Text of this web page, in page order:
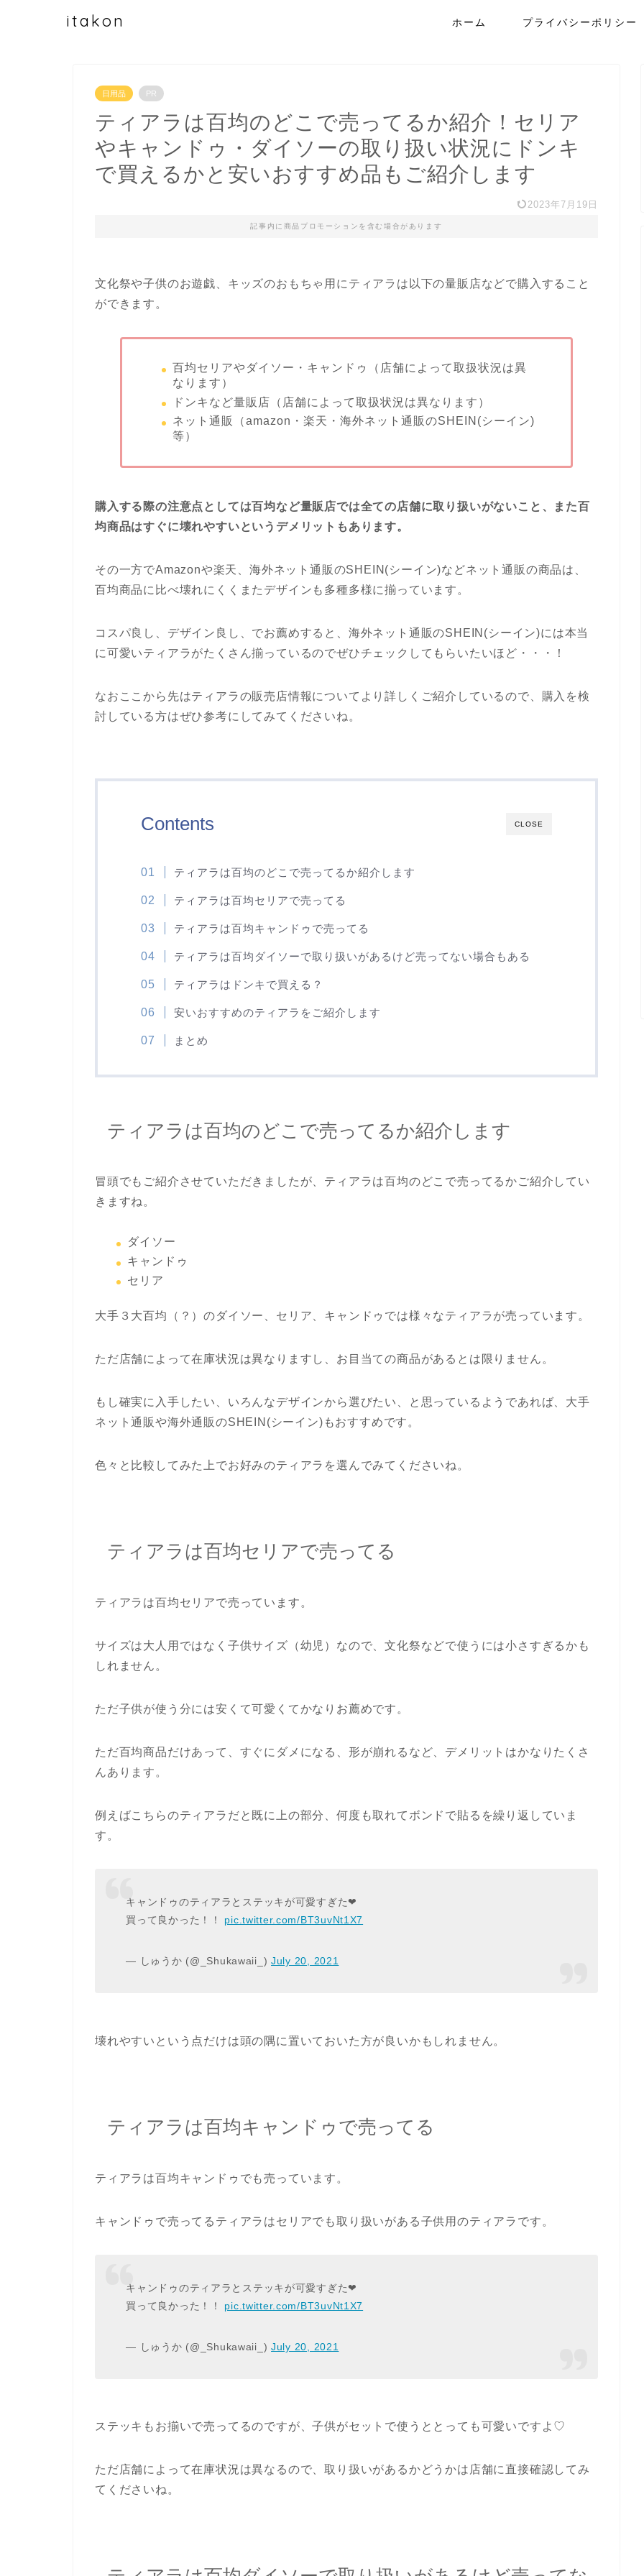
itakon ホーム プライバシーポリシー
日用品 PR
ティアラは百均のどこで売ってるか紹介！セリア
やキャンドゥ・ダイソーの取り扱い状況にドンキ
で買えるかと安いおすすめ品もご紹介します
2023年7月19日
記事内に商品プロモーションを含む場合があります
文化祭や子供のお遊戯、キッズのおもちゃ用にティアラは以下の量販店などで購入すること
ができます。
百均セリアやダイソー・キャンドゥ（店舗によって取扱状況は異
なります）
ドンキなど量販店（店舗によって取扱状況は異なります）
ネット通販（amazon・楽天・海外ネット通販のSHEIN(シーイン)
等）
購入する際の注意点としては百均など量販店では全ての店舗に取り扱いがないこと、また百
均商品はすぐに壊れやすいというデメリットもあります。
その一方でAmazonや楽天、海外ネット通販のSHEIN(シーイン)などネット通販の商品は、
百均商品に比べ壊れにくくまたデザインも多種多様に揃っています。
コスパ良し、デザイン良し、でお薦めすると、海外ネット通販のSHEIN(シーイン)には本当
に可愛いティアラがたくさん揃っているのでぜひチェックしてもらいたいほど・・・！
なおここから先はティアラの販売店情報についてより詳しくご紹介しているので、購入を検
討している方はぜひ参考にしてみてくださいね。
CLOSE
Contents
ティアラは百均のどこで売ってるか紹介します
ティアラは百均セリアで売ってる
ティアラは百均キャンドゥで売ってる
ティアラは百均ダイソーで取り扱いがあるけど売ってない場合もある
ティアラはドンキで買える？
安いおすすめのティアラをご紹介します
まとめ
ティアラは百均のどこで売ってるか紹介します
冒頭でもご紹介させていただきましたが、ティアラは百均のどこで売ってるかご紹介してい
きますね。
ダイソー
キャンドゥ
セリア
大手３大百均（？）のダイソー、セリア、キャンドゥでは様々なティアラが売っています。
ただ店舗によって在庫状況は異なりますし、お目当ての商品があるとは限りません。
もし確実に入手したい、いろんなデザインから選びたい、と思っているようであれば、大手
ネット通販や海外通販のSHEIN(シーイン)もおすすめです。
色々と比較してみた上でお好みのティアラを選んでみてくださいね。
ティアラは百均セリアで売ってる
ティアラは百均セリアで売っています。
サイズは大人用ではなく子供サイズ（幼児）なので、文化祭などで使うには小さすぎるかも
しれません。
ただ子供が使う分には安くて可愛くてかなりお薦めです。
ただ百均商品だけあって、すぐにダメになる、形が崩れるなど、デメリットはかなりたくさ
んあります。
例えばこちらのティアラだと既に上の部分、何度も取れてボンドで貼るを繰り返していま
す。
キャンドゥのティアラとステッキが可愛すぎた❤︎
買って良かった！！ pic.twitter.com/BT3uvNt1X7
— しゅうか (@_Shukawaii_)July 20, 2021
壊れやすいという点だけは頭の隅に置いておいた方が良いかもしれません。
ティアラは百均キャンドゥで売ってる
ティアラは百均キャンドゥでも売っています。
キャンドゥで売ってるティアラはセリアでも取り扱いがある子供用のティアラです。
キャンドゥのティアラとステッキが可愛すぎた❤︎
買って良かった！！ pic.twitter.com/BT3uvNt1X7
— しゅうか (@_Shukawaii_)July 20, 2021
ステッキもお揃いで売ってるのですが、子供がセットで使うととっても可愛いですよ♡
ただ店舗によって在庫状況は異なるので、取り扱いがあるかどうかは店舗に直接確認してみ
てくださいね。